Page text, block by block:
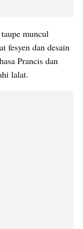
muncul
fesyen dan desain
Prancis dan
lalat.